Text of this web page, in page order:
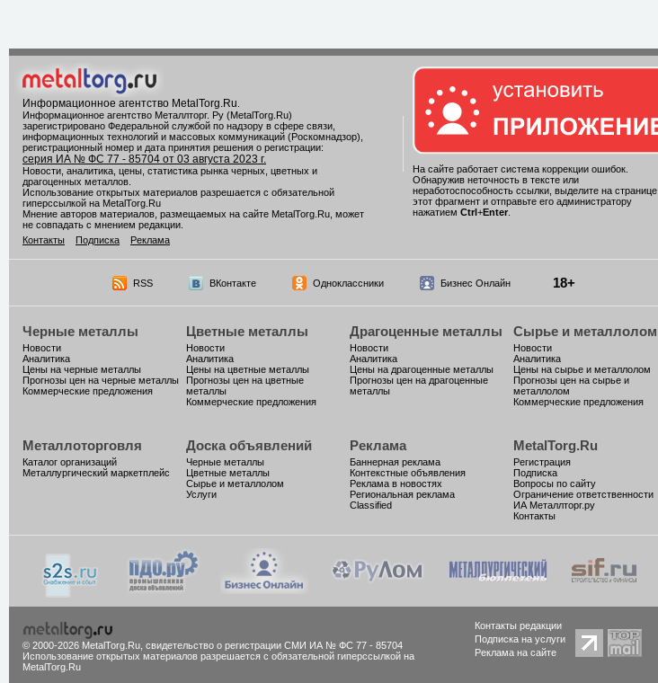
Информационное агентство MetalTorg.Ru
Информационное агентство Металлторг. Ру (MetalTorg.Ru)
зарегистрировано Федеральной службой по надзору в сфере связи,
информационных технологий и массовых коммуникаций (Роскомнадзор),
регистрационный номер и дата принятия решения о регистрации:
серия ИА № ФС 77 - 85704 от 03 августа 2023 г.
Новости, аналитика, цены, статистика рынка черных, цветных и
драгоценных металлов.
Использование открытых материалов разрешается с обязательной
гиперссылкой на MetalTorg.Ru
Мнение авторов материалов, размещаемых на сайте MetalTorg.Ru, может
не совпадать с мнением редакции.
Контакты
Подписка Реклама
На сайте работает система коррекции ошибок.
Обнаружив неточность в тексте или
неработоспособность ссылки, выделите на странице
этот фрагмент и отправьте его администратору
нажатием Ctrl +Enter.
RSS ВКонтакте Одноклассники Бизнес Онлайн 18+
Черные металлы
Новости
Аналитика
Цены на черные металлы
Прогнозы цен на черные металлы
Коммерческие предложения
Цветные металлы
Новости
Аналитика
Цены на цветные металлы
Прогнозы цен на цветные
металлы
Коммерческие предложения
Драгоценные металлы
Новости
Аналитика
Цены на драгоценные металлы
Прогнозы цен на драгоценные
металлы
Сырье и металлолом
Новости
Аналитика
Цены на сырье и металлолом
Прогнозы цен на сырье и
металлолом
Коммерческие предложения
Металлоторговля
Каталог организаций
Металлургический маркетплейс
Доска объявлений
Черные металлы
Цветные металлы
Сырье и металлолом
Услуги
Реклама
Баннерная реклама
Контекстные объявления
Реклама в новостях
Региональная реклама
Classified
MetalTorg.Ru
Регистрация
Подписка
Вопросы по сайту
Ограничение ответственности
ИА Металлторг.ру
Контакты
© 2000-2026 MetalTorg.Ru, cвидетельство о регистрации СМИ ИА № ФС 77 - 85704
Использование открытых материалов разрешается с обязательной гиперссылкой на
MetalTorg.Ru
Контакты редакции
Подписка на услуги
Реклама на сайте